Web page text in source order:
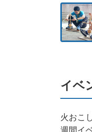
イベ
火おこ
週間イ